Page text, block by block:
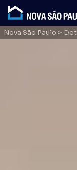
Nova São Paulo >